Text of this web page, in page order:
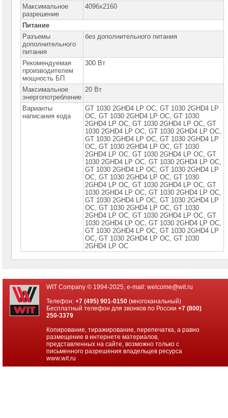
Жесткие
диски
SSD
Видеокарты
INTEL
Видеокарты
AMD
Видеокарты
NVidia
Видеокарты
Nvidia
компьютеров
Компоненты
серверов
бесперебойного
Российское
Максимальное
разрешение
4096x2160
Питание
Разъемы
дополнительного
питания
без дополнительного питания
Рекомендуемая
производителем
мощность БП
300 Вт
Максимальное
энергопотребление
20 Вт
Варианты
написания кода
GT 1030 2GHD4 LP OC, GT 1030 2GHD4 LP
OC, GT 1030 2GHD4 LP OС, GT 1030
2GНD4 LP OС, GT 1030 2GНD4 LP OС, GT
1030 2GНD4 LP ОС, GT 1030 2GНD4 LP ОС,
GT 1030 2GНD4 LP ОС, GT 1030 2GНD4 LP
ОС, GT 1030 2GНD4 LР ОС, GT 1030
2GНD4 LР ОС, GT 1030 2GНD4 LР ОС, GT
1030 2GНD4 LР ОС, GT 1030 2GНD4 LР ОС,
GT 1030 2GНD4 LР ОС, GT 1030 2GНD4 LР
ОС, GT 1030 2GНD4 LР ОС, GТ 1030
2GНD4 LР ОС, GТ 1030 2GНD4 LР ОС, GТ
1030 2GНD4 LР ОС, GТ 1030 2GНD4 LР ОС,
GТ 1030 2GНD4 LР ОС, GТ 1030 2GНD4 LР
ОС, GТ 1030 2GНD4 LР ОС, GТ 1030
2GНD4 LР ОС, GТ 1030 2GНD4 LР ОС, GТ
1030 2GНD4 LР ОС, GТ 1030 2GНD4 LР ОС,
GТ 1030 2GНD4 LР ОС, GТ 1030 2GНD4 LР
ОС, GТ 1030 2GНD4 LР ОС, GТ 1030
2GНD4 LР ОС
WIT Company © 1994-2025, e-mail: welcome@wit.ru
Телефон:+7 (495) 901-0150 (многоканальный)
Бесплатный телефон для звонков по России+7 (800)
250-3379
Копирование, тиражирование, перепечатка, а равно
размещение в интернете материалов,
представленных на сайте, возможно только с
письменного разрешения владельцев ресурса
www.wit.ru